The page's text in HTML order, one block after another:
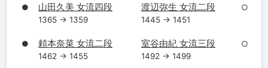
● 山田久美 女流四段
1365 → 1359
渡辺弥生 女流二段
1445 → 1451
○
● 頼本奈菜 女流二段
1462 → 1455
室谷由紀 女流三段
1492 → 1499
○